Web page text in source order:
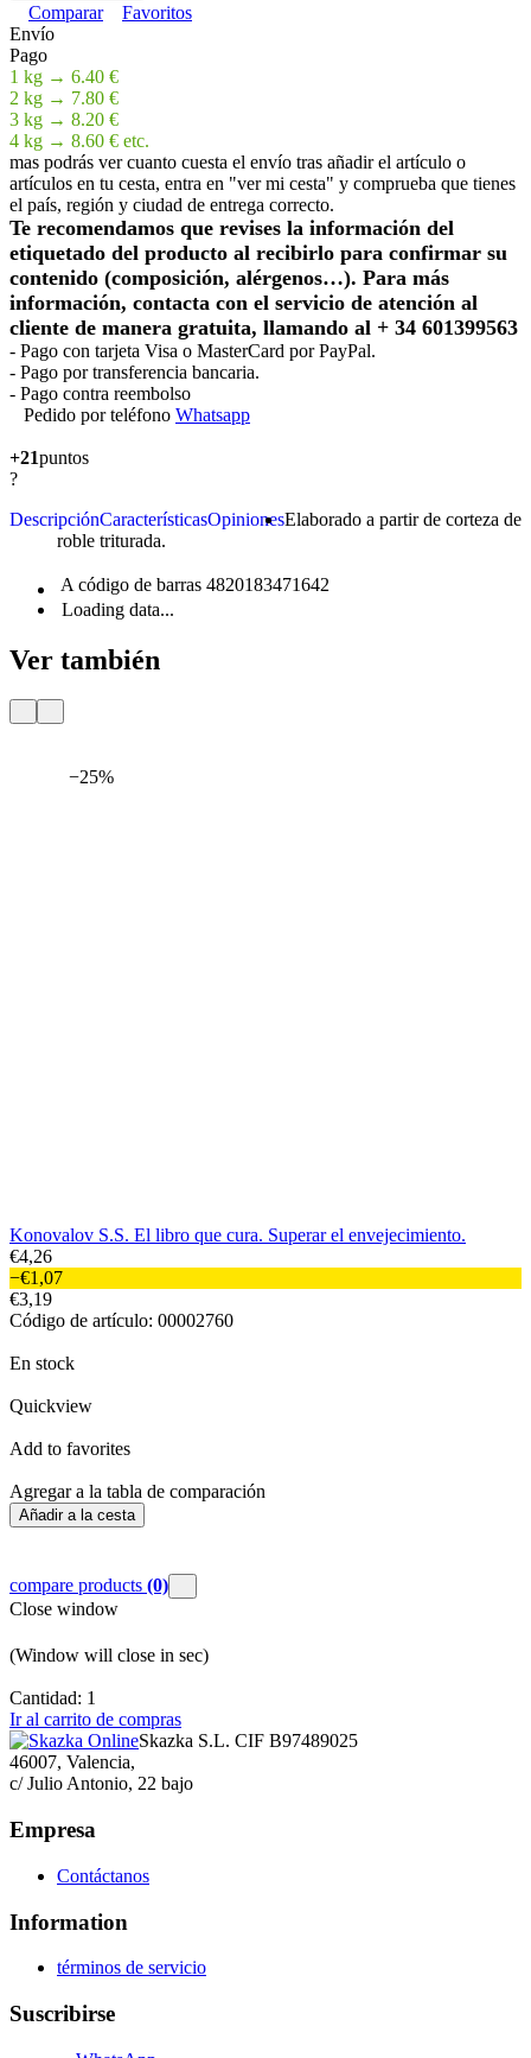
Comparar
Favoritos
Envío
Pago
1 kg → 6.40 €
2 kg → 7.80 €
3 kg → 8.20 €
4 kg → 8.60 € etc.
mas podrás ver cuanto cuesta el envío tras añadir el artículo o
artículos en tu cesta, entra en "ver mi cesta" y comprueba que tienes
el país, región y ciudad de entrega correcto.
Te recomendamos que revises la información del
etiquetado del producto al recibirlo para confirmar su
contenido (composición, alérgenos…). Para más
información, contacta con el servicio de atención al
cliente de manera gratuita, llamando al + 34 601399563
- Pago con tarjeta Visa o MasterCard por PayPal.
- Pago por transferencia bancaria.
- Pago contra reembolso
Pedido por teléfono Whatsapp
+21puntos
?
DescripciónCaracterísticasOpinionesElaborado a partir de corteza de
roble triturada.
A código de barras 4820183471642
Loading data...
Ver también
−25%
Konovalov S.S. El libro que cura. Superar el envejecimiento.
€4,26
−€1,07
€3,19
Código de artículo: 00002760
En stock
Quickview
Add to favorites
Agregar a la tabla de comparación
Añadir a la cesta
compare products (0)
Close window
(Window will close in sec)
Cantidad: 1
Ir al carrito de compras
Skazka S.L. CIF B97489025
46007, Valencia,
c/ Julio Antonio, 22 bajo
Empresa
Contáctanos
Information
términos de servicio
Suscribirse